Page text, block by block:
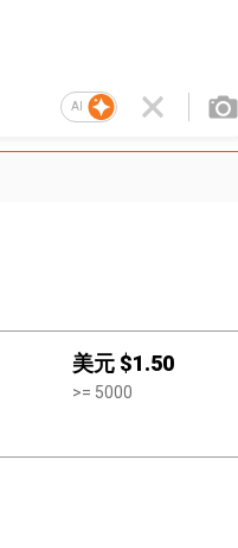
AI
美元 $1.50
>= 5000